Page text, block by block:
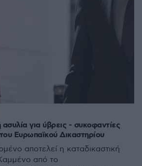
για ύβρεις - συκοφαντίες
Ευρωπαϊκού Δικαστηρίου
αποτελεί η καταδικαστική
από το